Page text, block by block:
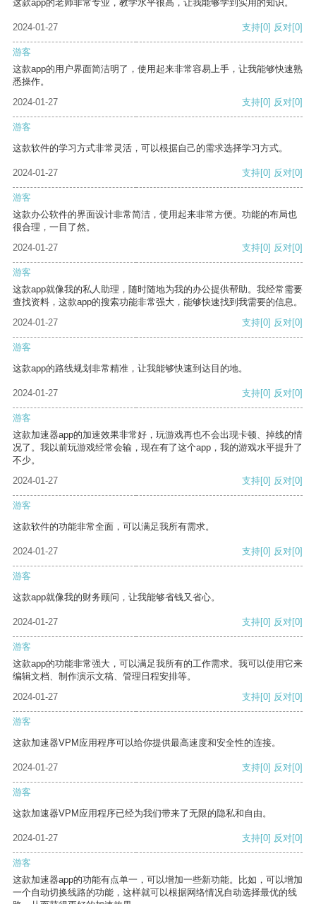
这款app的老师非常专业，教学水平很高，让我能够学到实用的知识。
2024-01-27 支持[0] 反对[0]
游客
这款app的用户界面简洁明了，使用起来非常容易上手，让我能够快速熟
悉操作。
2024-01-27
支持[0] 反对[0]
游客
这款软件的学习方式非常灵活，可以根据自己的需求选择学习方式。
2024-01-27 支持[0] 反对[0]
游客
这款办公软件的界面设计非常简洁，使用起来非常方便。功能的布局也
很合理，一目了然。
2024-01-27
支持[0] 反对[0]
游客
这款app就像我的私人助理，随时随地为我的办公提供帮助。我经常需要
查找资料，这款app的搜索功能非常强大，能够快速找到我需要的信息。
2024-01-27
支持[0] 反对[0]
游客
这款app的路线规划非常精准，让我能够快速到达目的地。
2024-01-27 支持[0] 反对[0]
游客
这款加速器app的加速效果非常好，玩游戏再也不会出现卡顿、掉线的情
况了。我以前玩游戏经常会输，现在有了这个app，我的游戏水平提升了
不少。
2024-01-27
支持[0] 反对[0]
游客
这款软件的功能非常全面，可以满足我所有需求。
2024-01-27 支持[0] 反对[0]
游客
这款app就像我的财务顾问，让我能够省钱又省心。
2024-01-27 支持[0] 反对[0]
游客
这款app的功能非常强大，可以满足我所有的工作需求。我可以使用它来
编辑文档、制作演示文稿、管理日程安排等。
2024-01-27
支持[0] 反对[0]
游客
这款加速器VPM应用程序可以给你提供最高速度和安全性的连接。
2024-01-27 支持[0] 反对[0]
游客
这款加速器VPM应用程序已经为我们带来了无限的隐私和自由。
2024-01-27 支持[0] 反对[0]
游客
这款加速器app的功能有点单一，可以增加一些新功能。比如，可以增加
一个自动切换线路的功能，这样就可以根据网络情况自动选择最优的线